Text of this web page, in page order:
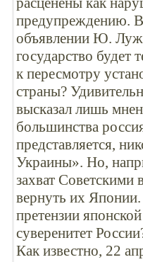
предупреждению.
объявлении Ю.
государство будет
к пересмотру
страны?
высказал лишь
большинства
представляется,
Украины». Но,
захват
вернуть их
претензии
суверенитет
Как известно, 22